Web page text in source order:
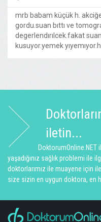
mrb babam küçük h.
gordu.suan bıttı ve
degerlendırılcek.fakat
kusuyor.yemek
iletin...
DoktorumOnline.NET
yaşadığınız sağlık problemi ile
doktorlarımız ile muayene için
size sizin en uygun doktora, en